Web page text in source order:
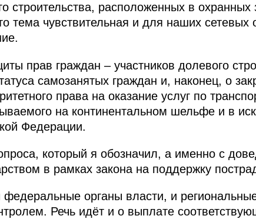
строительства, расположенных в
тема чувствительная и для наших сетевых
прав граждан – участников долевого
самозанятых граждан и, наконец, о
права на оказание услуг по
на континентальном шельфе и в
Федерации.
который я обозначил, а именно с
в рамках закона на поддержку
органы власти, и
Речь идёт и о выплате